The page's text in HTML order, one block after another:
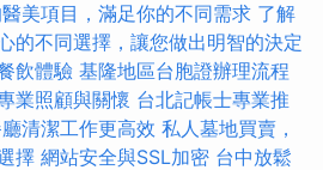
美項目，滿足你的不同需求 了解
的不同選擇，讓您做出明智的決定
飲體驗 基隆地區台胞證辦理流程
業照顧與關懷 台北記帳士專業推
清潔工作更高效 私人墓地買賣，
擇 網站安全與SSL加密 台中放鬆